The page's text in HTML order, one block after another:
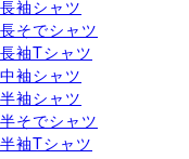
長袖シャツ
長そでシャツ
長袖Tシャツ
中袖シャツ
半袖シャツ
半そでシャツ
半袖Tシャツ